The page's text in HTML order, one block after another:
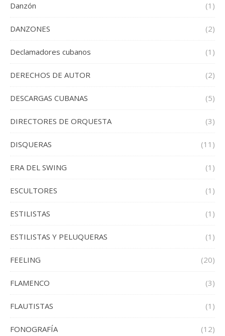
Danzón (1)
DANZONES (2)
Declamadores cubanos (1)
DERECHOS DE AUTOR (2)
DESCARGAS CUBANAS (5)
DIRECTORES DE ORQUESTA (3)
DISQUERAS (11)
ERA DEL SWING (1)
ESCULTORES (1)
ESTILISTAS (1)
ESTILISTAS Y PELUQUERAS (1)
FEELING (20)
FLAMENCO (3)
FLAUTISTAS (1)
FONOGRAFÍA (12)